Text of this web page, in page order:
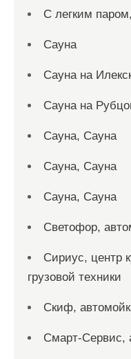
С легким
Сауна
Сауна на
Сауна на
Сауна, Сауна
Сауна, Сауна
Сауна, Сауна
Светофор,
Сириус, центр
грузовой техники
Скиф,
Смарт-Сервис,